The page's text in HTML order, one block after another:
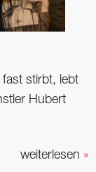
fast stirbt, lebt
Hubert
weiterlesen »